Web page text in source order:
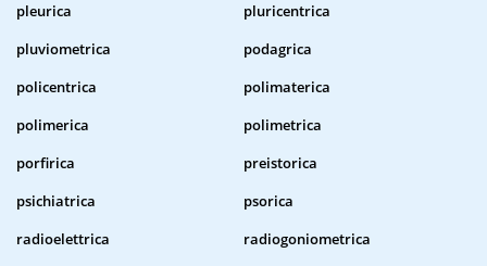
pleurica
pluricentrica
pluviometrica
podagrica
policentrica
polimaterica
polimerica
polimetrica
porfirica
preistorica
psichiatrica
psorica
radioelettrica
radiogoniometrica